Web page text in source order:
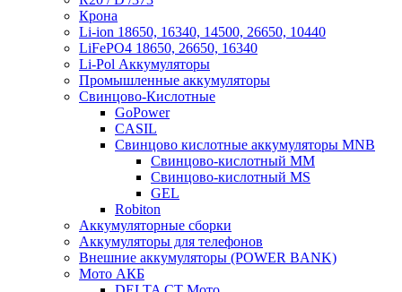
Крона
Li-ion 18650, 16340, 14500, 26650, 10440
LiFePO4 18650, 26650, 16340
Li-Pol Аккумуляторы
Промышленные аккумуляторы
Свинцово-Кислотные
GoPower
CASIL
Свинцово кислотные аккумуляторы MNB
Cвинцово-кислотный MM
Cвинцово-кислотный MS
GEL
Robiton
Аккумуляторные сборки
Аккумуляторы для телефонов
Внешние аккумуляторы (POWER BANK)
Мото АКБ